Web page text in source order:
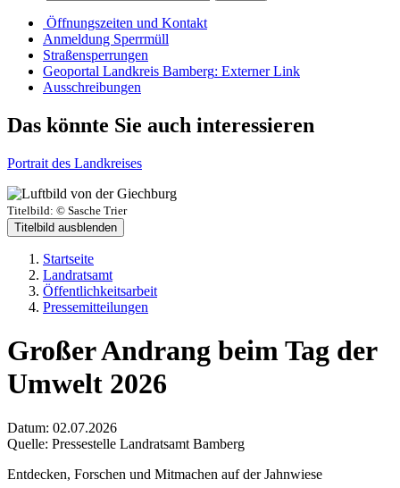
Öffnungszeiten und Kontakt
Anmeldung Sperrmüll
Straßensperrungen
Geoportal Landkreis Bamberg: Externer Link
Ausschreibungen
Das könnte Sie auch interessieren
Portrait des Landkreises
Titelbild: © Sasche Trier
Titelbild ausblenden
Startseite
Landratsamt
Öffentlichkeitsarbeit
Pressemitteilungen
Großer Andrang beim Tag der
Umwelt 2026
Datum: 02.07.2026
Quelle: Pressestelle Landratsamt Bamberg
Entdecken, Forschen und Mitmachen auf der Jahnwiese